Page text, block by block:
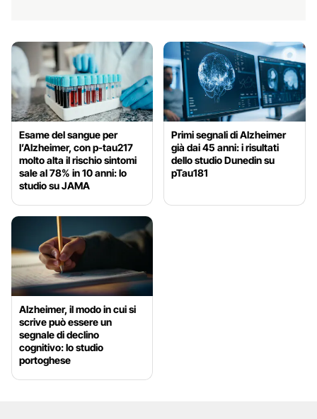
Esame del sangue per
l’Alzheimer, con p-tau217
molto alta il rischio sintomi
sale al 78% in 10 anni: lo
studio su JAMA
Primi segnali di Alzheimer
già dai 45 anni: i risultati
dello studio Dunedin su
pTau181
Alzheimer, il modo in cui si
scrive può essere un
segnale di declino
cognitivo: lo studio
portoghese